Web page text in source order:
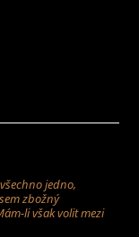
jedno,
zbožný
li však volit mezi